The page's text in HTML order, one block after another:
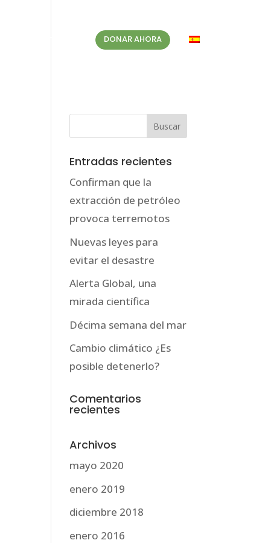
CONTACTO DONAR AHORA
Entradas recientes
Confirman que la
extracción de petróleo
provoca terremotos
Nuevas leyes para
evitar el desastre
Alerta Global, una
mirada científica
Décima semana del mar
Cambio climático ¿Es
posible detenerlo?
Comentarios
recientes
Archivos
mayo 2020
enero 2019
diciembre 2018
enero 2016